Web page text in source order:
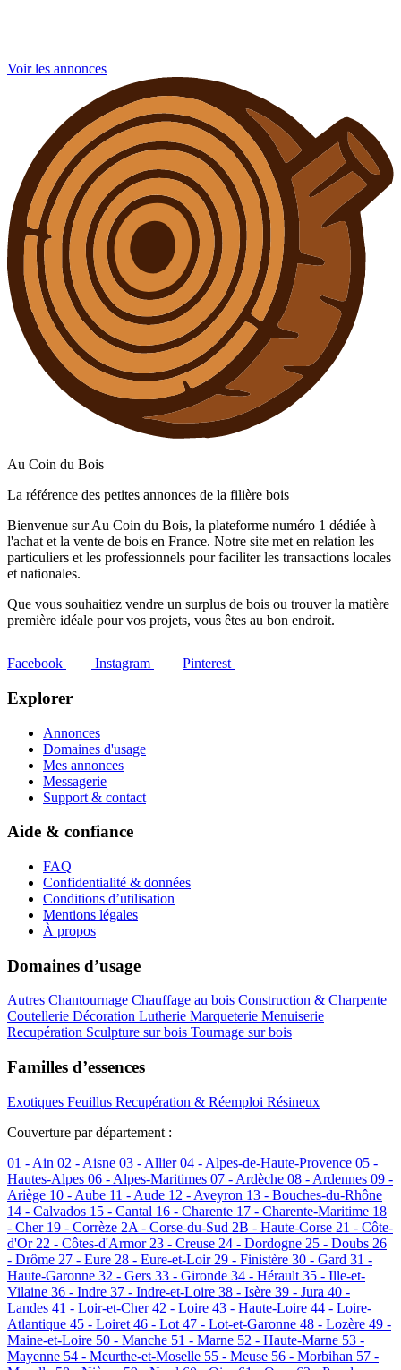
Voir les annonces
Au Coin du Bois
La référence des petites annonces de la filière bois
Bienvenue sur Au Coin du Bois, la plateforme numéro 1 dédiée à
l'achat et la vente de bois en France. Notre site met en relation les
particuliers et les professionnels pour faciliter les transactions locales
et nationales.
Que vous souhaitiez vendre un surplus de bois ou trouver la matière
première idéale pour vos projets, vous êtes au bon endroit.
Facebook Instagram Pinterest
Explorer
Annonces
Domaines d'usage
Mes annonces
Messagerie
Support & contact
Aide & confiance
FAQ
Confidentialité & données
Conditions d’utilisation
Mentions légales
À propos
Domaines d’usage
Autres Chantournage Chauffage au bois Construction & Charpente
Coutellerie Décoration Lutherie Marqueterie Menuiserie
Recupération Sculpture sur bois Tournage sur bois
Familles d’essences
Exotiques Feuillus Recupération & Réemploi Résineux
Couverture par département :
01 - Ain 02 - Aisne 03 - Allier04 - Alpes-de-Haute-Provence 05 -
Hautes-Alpes 06 - Alpes-Maritimes 07 - Ardèche 08 - Ardennes 09 -
Ariège 10 - Aube 11 - Aude 12 - Aveyron 13 - Bouches-du-Rhône
14 - Calvados 15 - Cantal 16 - Charente 17 - Charente-Maritime 18
- Cher 19 - Corrèze 2A - Corse-du-Sud 2B - Haute-Corse 21 - Côte-
d'Or 22 - Côtes-d'Armor 23 - Creuse 24 - Dordogne 25 - Doubs 26
- Drôme 27 - Eure 28 - Eure-et-Loir 29 - Finistère 30 - Gard 31 -
Haute-Garonne 32 - Gers 33 - Gironde 34 - Hérault 35 - Ille-et-
Vilaine 36 - Indre 37 - Indre-et-Loire 38 - Isère 39 - Jura 40 -
Landes 41 - Loir-et-Cher42 - Loire 43 - Haute-Loire 44 - Loire-
Atlantique 45 - Loiret 46 - Lot 47 - Lot-et-Garonne 48 - Lozère 49 -
Maine-et-Loire 50 - Manche 51 - Marne 52 - Haute-Marne 53 -
Mayenne 54 - Meurthe-et-Moselle 55 - Meuse 56 - Morbihan 57 -